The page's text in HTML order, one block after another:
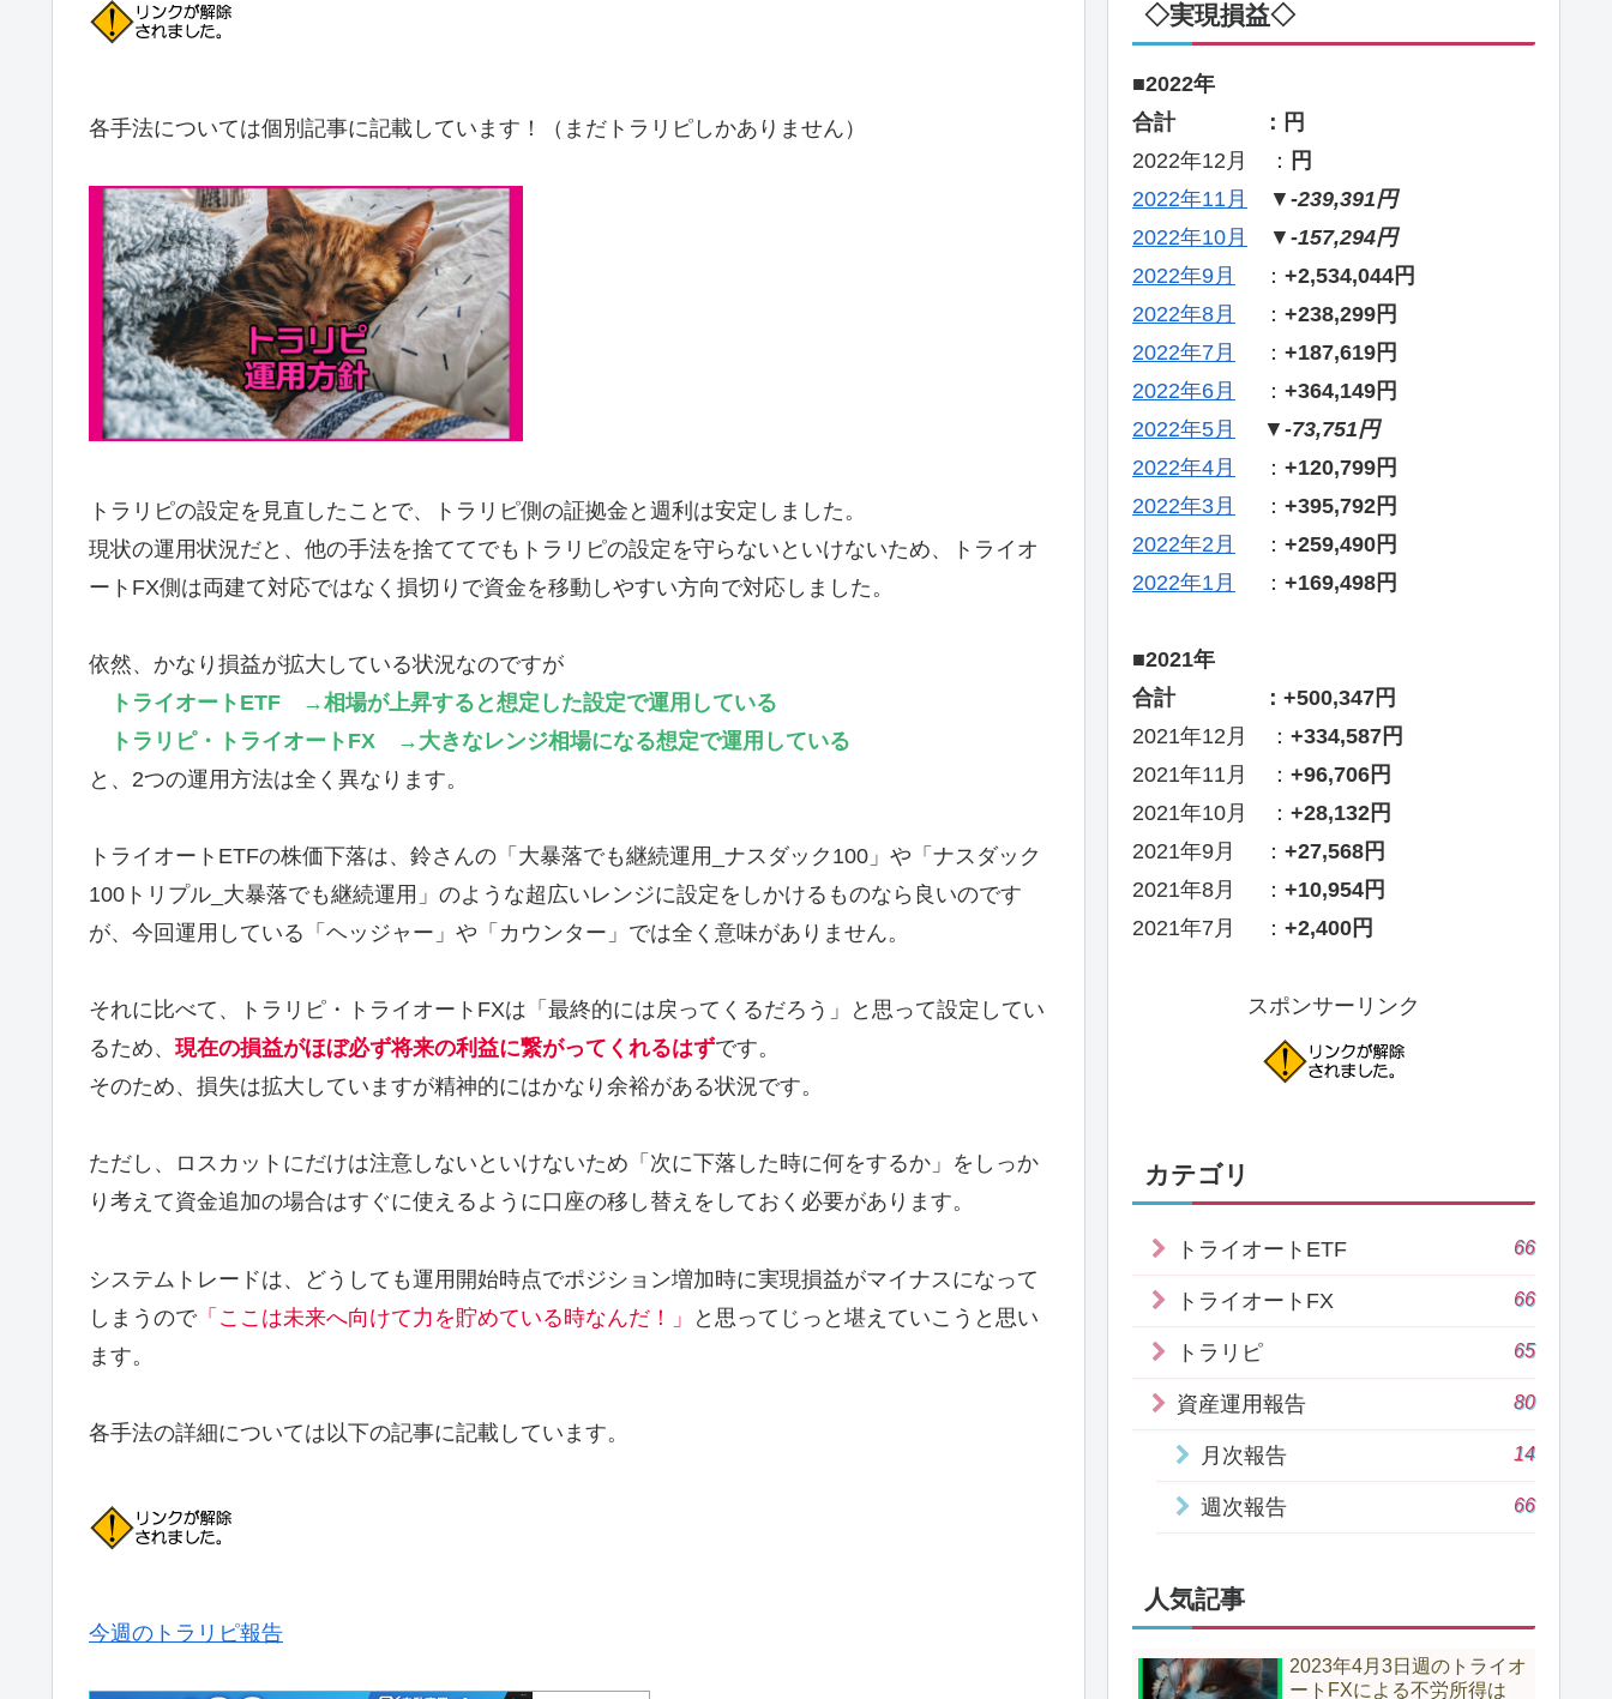
各手法については個別記事に記載しています！（まだトラリピしかありません）
トラリピの設定を見直したことで、トラリピ側の証拠金と週利は安定しました。
現状の運用状況だと、他の手法を捨ててでもトラリピの設定を守らないといけないため、トライオ
ートFX側は両建て対応ではなく損切りで資金を移動しやすい方向で対応しました。
依然、かなり損益が拡大している状況なのですが
トライオートETF →相場が上昇すると想定した設定で運用している
トラリピ・トライオートFX →大きなレンジ相場になる想定で運用している
と、2つの運用方法は全く異なります。
トライオートETFの株価下落は、鈴さんの「大暴落でも継続運用_ナスダック100」や「ナスダック
100トリプル_大暴落でも継続運用」のような超広いレンジに設定をしかけるものなら良いのです
が、今回運用している「ヘッジャー」や「カウンター」では全く意味がありません。
それに比べて、トラリピ・トライオートFXは「最終的には戻ってくるだろう」と思って設定してい
るため、 現在の損益がほぼ必ず将来の利益に繋がってくれるはずです。
そのため、損失は拡大していますが精神的にはかなり余裕がある状況です。
ただし、ロスカットにだけは注意しないといけないため「次に下落した時に何をするか」をしっか
り考えて資金追加の場合はすぐに使えるように口座の移し替えをしておく必要があります。
システムトレードは、どうしても運用開始時点でポジション増加時に実現損益がマイナスになって
しまうので「ここは未来へ向けて力を貯めている時なんだ！」
と思ってじっと堪えていこうと思い
ます。
各手法の詳細については以下の記事に記載しています。
今週のトラリピ報告
◇実現損益◇
■2022年
合計 ：円
2022年12月 ： 円
2022年11月
▼ -239,391円
2022年10月
▼ -157,294円
2022年9月
： +2,534,044円
2022年8月
： +238,299円
2022年7月
： +187,619円
2022年6月
： +364,149円
2022年5月
▼ -73,751円
2022年4月
： +120,799円
2022年3月
： +395,792円
2022年2月
： +259,490円
2022年1月
： +169,498円
■2021年
合計 ：+500,347円
2021年12月 ： +334,587円
2021年11月 ： +96,706円
2021年10月 ： +28,132円
2021年9月 ： +27,568円
2021年8月 ： +10,954円
2021年7月 ： +2,400円
スポンサーリンク
カテゴリ
トライオートETF 66
トライオートFX 66
トラリピ 65
資産運用報告 80
月次報告 14
週次報告 66
人気記事
2023年4月3日週のトライオ
ートFXによる不労所得は